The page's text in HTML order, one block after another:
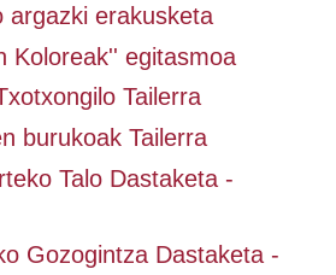
argazki erakusketa
Koloreak'' egitasmoa
Tailerra
burukoak Tailerra
Talo Dastaketa -
Gozogintza Dastaketa -